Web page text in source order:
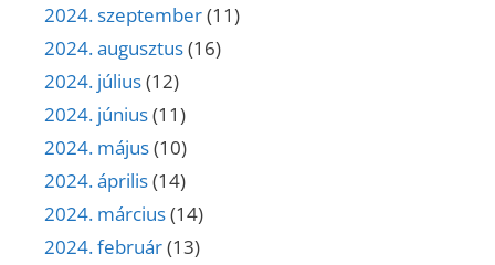
2024. szeptember(11)
2024. augusztus(16)
2024. július(12)
2024. június(11)
2024. május(10)
2024. április(14)
2024. március(14)
2024. február(13)